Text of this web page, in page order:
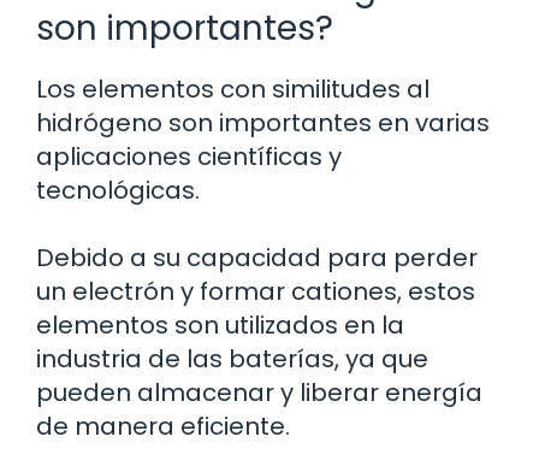
son importantes?
Los elementos con similitudes al
hidrógeno son importantes en varias
aplicaciones científicas y
tecnológicas.
Debido a su capacidad para perder
un electrón y formar cationes, estos
elementos son utilizados en la
industria de las baterías, ya que
pueden almacenar y liberar energía
de manera eficiente.